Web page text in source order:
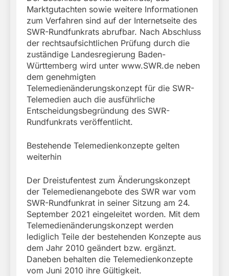
Marktgutachten sowie weitere Informationen
zum Verfahren sind auf der Internetseite des
SWR-Rundfunkrats abrufbar. Nach Abschluss
der rechtsaufsichtlichen Prüfung durch die
zuständige Landesregierung Baden-
Württemberg wird unter www.SWR.de neben
dem genehmigten
Telemedienänderungskonzept für die SWR-
Telemedien auch die ausführliche
Entscheidungsbegründung des SWR-
Rundfunkrats veröffentlicht.
Bestehende Telemedienkonzepte gelten
weiterhin
Der Dreistufentest zum Änderungskonzept
der Telemedienangebote des SWR war vom
SWR-Rundfunkrat in seiner Sitzung am 24.
September 2021 eingeleitet worden. Mit dem
Telemedienänderungskonzept werden
lediglich Teile der bestehenden Konzepte aus
dem Jahr 2010 geändert bzw. ergänzt.
Daneben behalten die Telemedienkonzepte
vom Juni 2010 ihre Gültigkeit.